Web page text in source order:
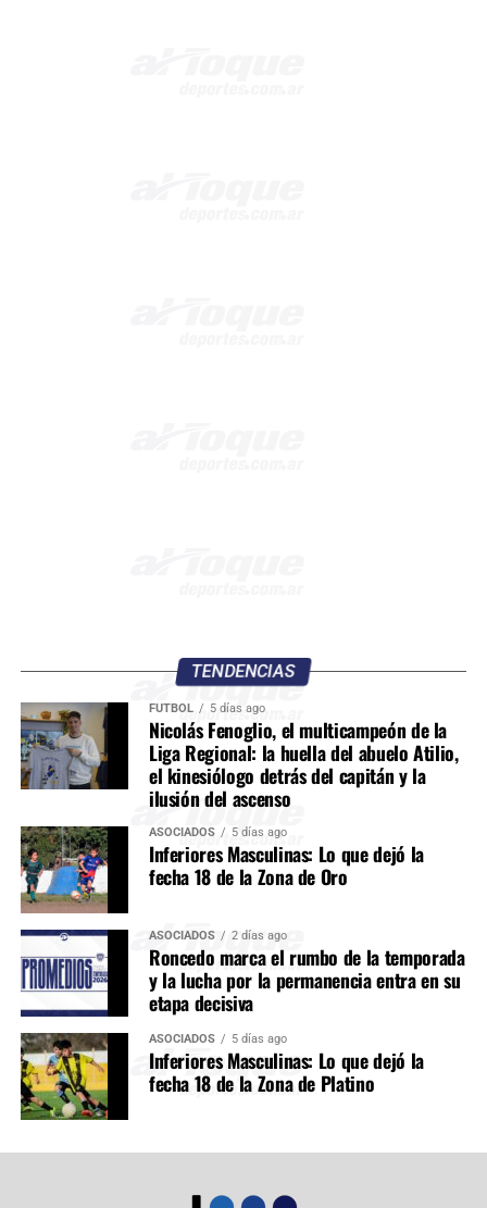
TENDENCIAS
FÚTBOL 5 días ago
Nicolás Fenoglio, el multicampeón de la
Liga Regional: la huella del abuelo Atilio,
el kinesiólogo detrás del capitán y la
ilusión del ascenso
ASOCIADOS 5 días ago
Inferiores Masculinas: Lo que dejó la
fecha 18 de la Zona de Oro
ASOCIADOS 2 días ago
Roncedo marca el rumbo de la temporada
y la lucha por la permanencia entra en su
etapa decisiva
ASOCIADOS 5 días ago
Inferiores Masculinas: Lo que dejó la
fecha 18 de la Zona de Platino